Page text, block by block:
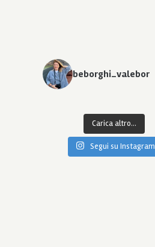
beborghi_valebor
Carica altro...
Segui su Instagram